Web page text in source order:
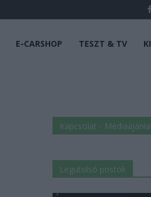
E-CARSHOP TESZT & TV
Kapcsolat -
Legutolsó postok